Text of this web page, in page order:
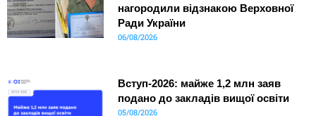
нагородили відзнакою Верховної
Ради України
06/08/2026
Вступ-2026: майже 1,2 млн заяв
подано до закладів вищої освіти
05/08/2026